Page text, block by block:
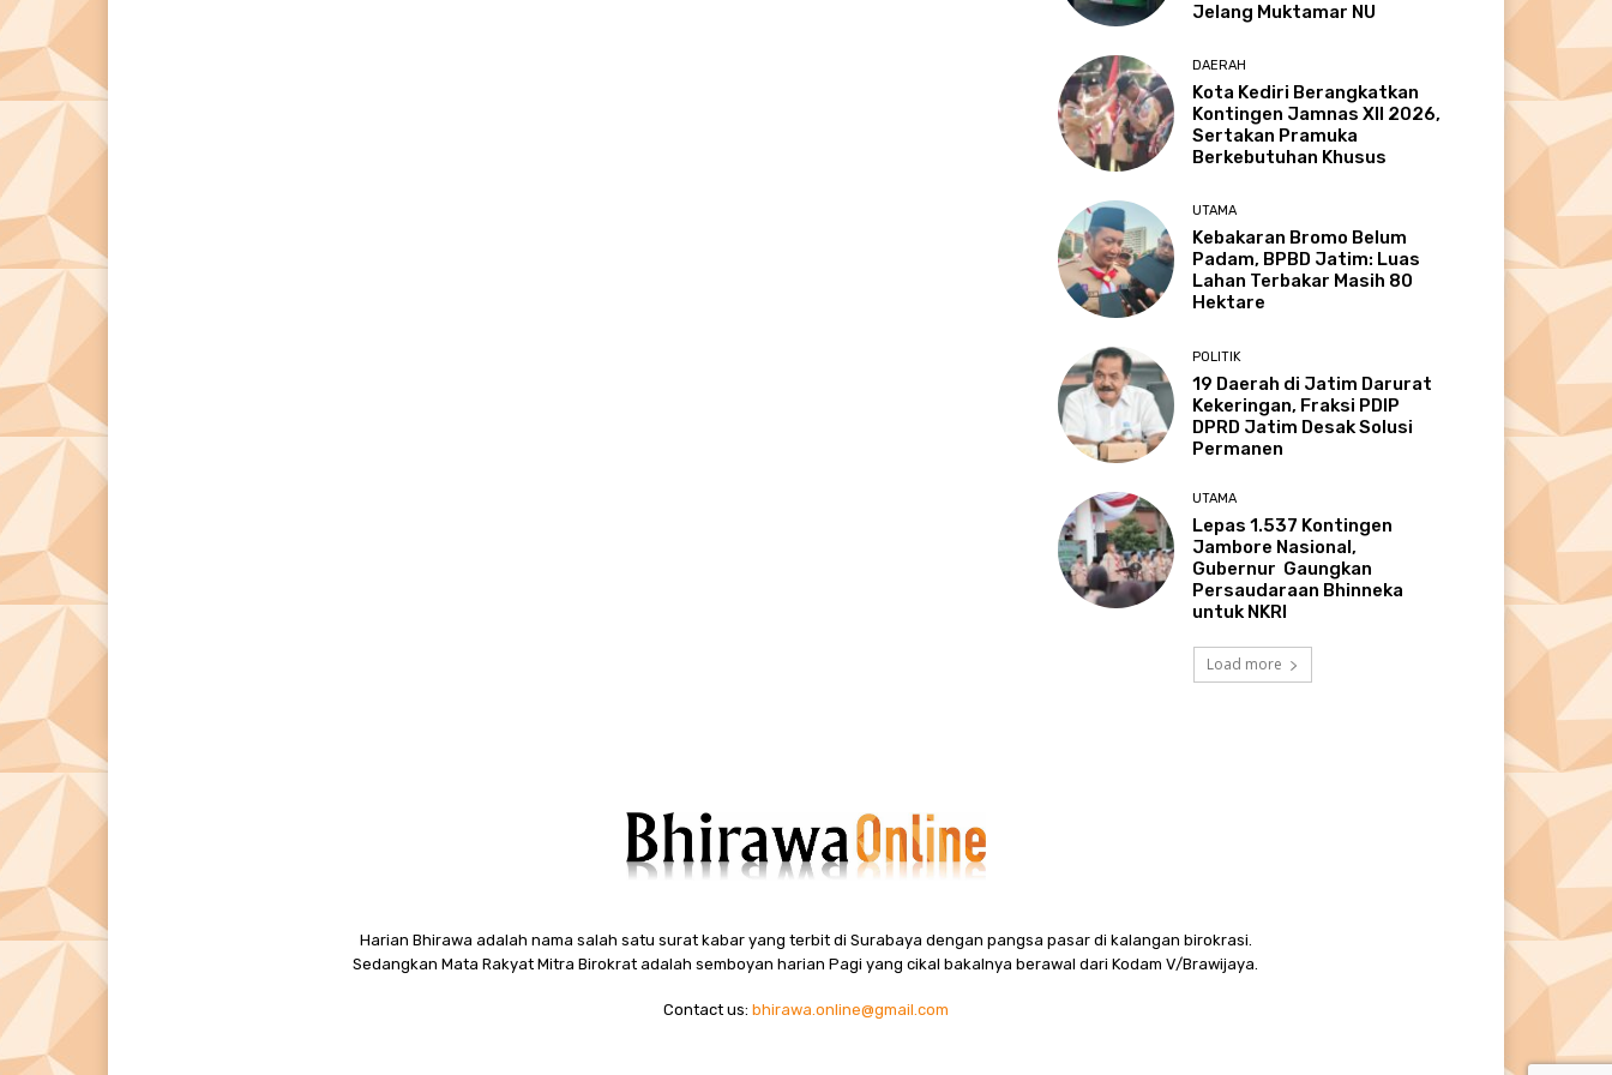
Jelang Muktamar NU
DAERAH
Kota Kediri Berangkatkan
Kontingen Jamnas XII 2026,
Sertakan Pramuka
Berkebutuhan Khusus
UTAMA
Kebakaran Bromo Belum
Padam, BPBD Jatim: Luas
Lahan Terbakar Masih 80
Hektare
POLITIK
19 Daerah di Jatim Darurat
Kekeringan, Fraksi PDIP
DPRD Jatim Desak Solusi
Permanen
UTAMA
Lepas 1.537 Kontingen
Jambore Nasional,
Gubernur Gaungkan
Persaudaraan Bhinneka
untuk NKRI
Load more
Harian Bhirawa adalah nama salah satu surat kabar yang terbit di Surabaya dengan pangsa pasar di kalangan birokrasi.
Sedangkan Mata Rakyat Mitra Birokrat adalah semboyan harian Pagi yang cikal bakalnya berawal dari Kodam V/Brawijaya.
Contact us: bhirawa.online@gmail.com